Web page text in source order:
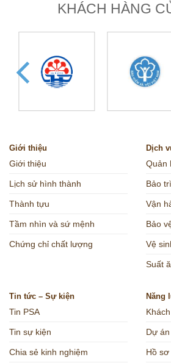
KHÁCH HÀNG
Giới thiệu
Giới thiệu
Lịch sử hình thành
Thành tựu
Tầm nhìn và sứ mệnh
Chứng chỉ chất lượng
Dịch
Quản
Bảo
Vận
Bảo
Vệ
Suất
Tin tức – Sự kiện
Tin PSA
Tin sự kiện
Chia sẻ kinh nghiệm
Năng
Dự
Hồ